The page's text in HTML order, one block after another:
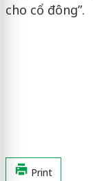
cho cổ đông”.
Print